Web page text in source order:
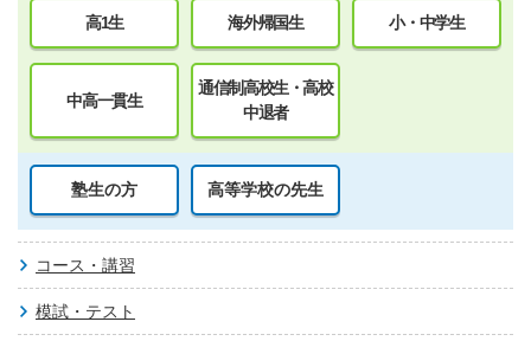
高1生 海外帰国生 小・中学生
中高一貫生
通信制高校生・高校
中退者
塾生の方 高等学校の先生
コース・講習
模試・テスト